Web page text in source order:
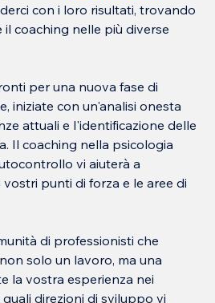
con i loro risultati, trovando
il coaching nelle più diverse
per una nuova fase di
iniziate con un'analisi onesta
attuali e l'identificazione delle
Il coaching nella psicologia
vi aiuterà a
punti di forza e le aree di
di professionisti che
solo un lavoro, ma una
la vostra esperienza nei
direzioni di sviluppo vi